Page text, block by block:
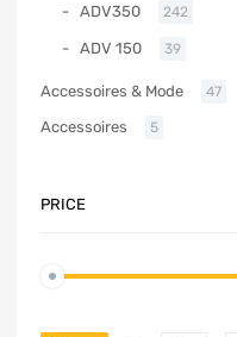
ADV350 242
ADV 150 39
Accessoires & Mode 47
Accessoires 5
PRICE